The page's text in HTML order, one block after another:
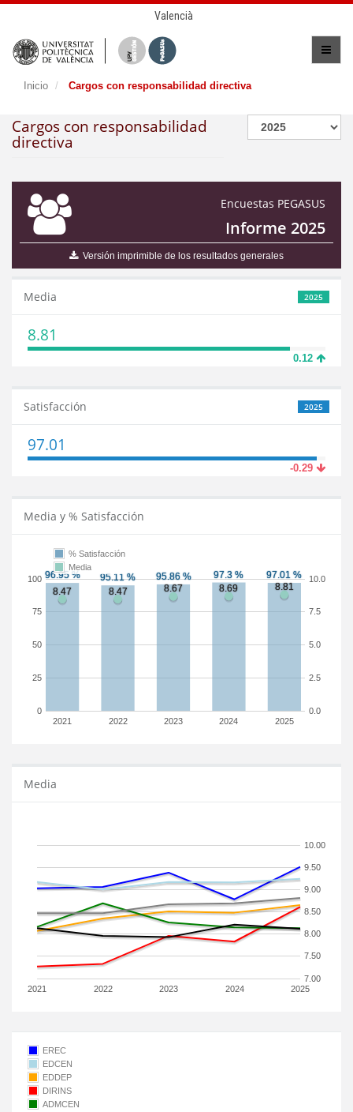
Valencià
Inicio Cargos con responsabilidad directiva
Cargos con responsabilidad
directiva
Encuestas PEGASUS
Informe 2025
Versión imprimible de los resultados generales
2025
Media
8.81
0.12
2025
Satisfacción
97.01
-0.29
Media y % Satisfacción
2021 2022 2023 2024 2025
0
25
50
75
100
0.0
2.5
5.0
7.5
10.0
% Satisfacción
Media
Media
2021 2022 2023 2024 2025
7.00
7.50
8.00
8.50
9.00
9.50
10.00
EREC
EDCEN
EDDEP
DIRINS
ADMCEN